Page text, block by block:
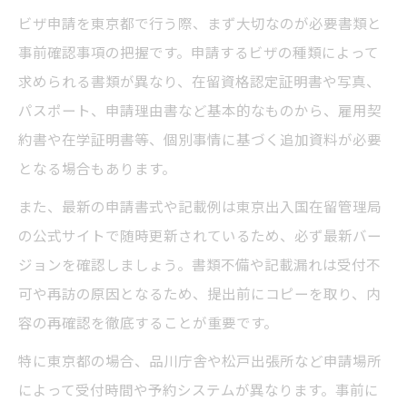
ビザ申請を東京都で行う際、まず大切なのが必要書類と
事前確認事項の把握です。申請するビザの種類によって
求められる書類が異なり、在留資格認定証明書や写真、
パスポート、申請理由書など基本的なものから、雇用契
約書や在学証明書等、個別事情に基づく追加資料が必要
となる場合もあります。
また、最新の申請書式や記載例は東京出入国在留管理局
の公式サイトで随時更新されているため、必ず最新バー
ジョンを確認しましょう。書類不備や記載漏れは受付不
可や再訪の原因となるため、提出前にコピーを取り、内
容の再確認を徹底することが重要です。
特に東京都の場合、品川庁舎や松戸出張所など申請場所
によって受付時間や予約システムが異なります。事前に